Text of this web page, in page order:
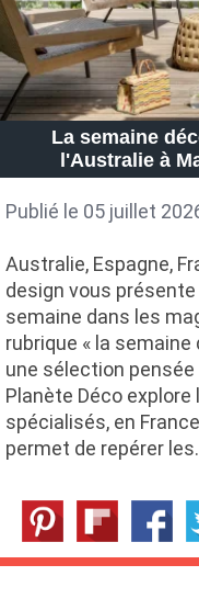
La semaine
l'Australie à
Publié le 05 juillet
Australie, Espagne,
design vous
semaine dans les
rubrique « la
une sélection
Planète Déco
spécialisés, en
permet de repérer